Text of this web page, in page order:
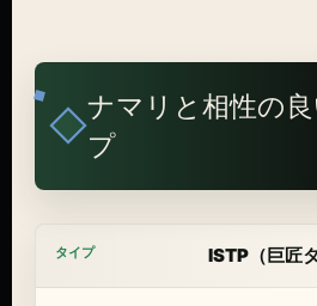
ナマリと相性の
プ
ISTP（巨匠